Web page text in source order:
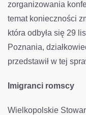
zorganizowania
temat konieczności
która odbyła się 29
Poznania,
przedstawił w tej
Imigranci romscy
Wielkopolskie